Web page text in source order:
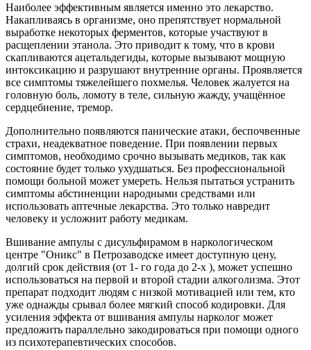
Наиболее эффективным является именно это лекарство.
Накапливаясь в организме, оно препятствует нормальной
выработке некоторых ферментов, которые участвуют в
расщеплении этанола. Это приводит к тому, что в крови
скапливаются ацетальдегиды, которые вызывают мощную
интоксикацию и разрушают внутренние органы. Проявляется
все симптомы тяжелейшего похмелья. Человек жалуется на
головную боль, ломоту в теле, сильную жажду, учащённое
сердцебиение, тремор.
Дополнительно появляются панические атаки, беспочвенные
страхи, неадекватное поведение. При появлении первых
симптомов, необходимо срочно вызывать медиков, так как
состояние будет только ухудшаться. Без профессиональной
помощи больной может умереть. Нельзя пытаться устранить
симптомы абстиненции народными средствами или
использовать аптечные лекарства. Это только навредит
человеку и усложнит работу медикам.
Вшивание ампулы с дисульфирамом в наркологическом
центре "Оникс" в Петрозаводске имеет доступную цену,
долгий срок действия (от 1- го года до 2-х ), может успешно
использоваться на первой и второй стадии алкоголизма. Этот
препарат подходит людям с низкой мотивацией или тем, кто
уже однажды срывал более мягкий способ кодировки. Для
усиления эффекта от вшивания ампулы нарколог может
предложить параллельно закодироваться при помощи одного
из психотерапевтических способов.